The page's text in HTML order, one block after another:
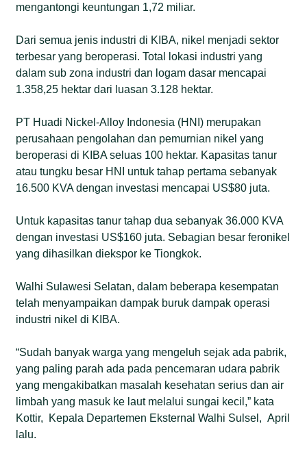
mengantongi keuntungan 1,72 miliar.
Dari semua jenis industri di KIBA, nikel menjadi sektor
terbesar yang beroperasi. Total lokasi industri yang
dalam sub zona industri dan logam dasar mencapai
1.358,25 hektar dari luasan 3.128 hektar.
PT Huadi Nickel-Alloy Indonesia (HNI) merupakan
perusahaan pengolahan dan pemurnian nikel yang
beroperasi di KIBA seluas 100 hektar. Kapasitas tanur
atau tungku besar HNI untuk tahap pertama sebanyak
16.500 KVA dengan investasi mencapai US$80 juta.
Untuk kapasitas tanur tahap dua sebanyak 36.000 KVA
dengan investasi US$160 juta. Sebagian besar feronikel
yang dihasilkan diekspor ke Tiongkok.
Walhi Sulawesi Selatan, dalam beberapa kesempatan
telah menyampaikan dampak buruk dampak operasi
industri nikel di KIBA.
“Sudah banyak warga yang mengeluh sejak ada pabrik,
yang paling parah ada pada pencemaran udara pabrik
yang mengakibatkan masalah kesehatan serius dan air
limbah yang masuk ke laut melalui sungai kecil,” kata
Kottir, Kepala Departemen Eksternal Walhi Sulsel, April
lalu.